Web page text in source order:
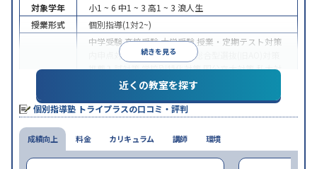
続きを見る
対象学年 小1 ~ 6 中1 ~ 3 高1 ~ 3 浪人生
授業形式
個別指導(1対2~)
中学受験高校受験大学受験 授業・定期テスト対策
内申点対策
学習習慣の定着
総合型選抜(旧AO)対策
推薦入試対策学校別特化対策国公立大対策私大対
共通テスト対策英検(英語検定)対策
その他
科目別特化対策
特徴
応
学習にPC・タブレットを利用1科目から受講可
能季節講習のみの受講可自習室あり
近くの教室を探す
個別指導塾 トライプラスの口コミ・評判
成績向上 料金 カリキュラム 講師 環境